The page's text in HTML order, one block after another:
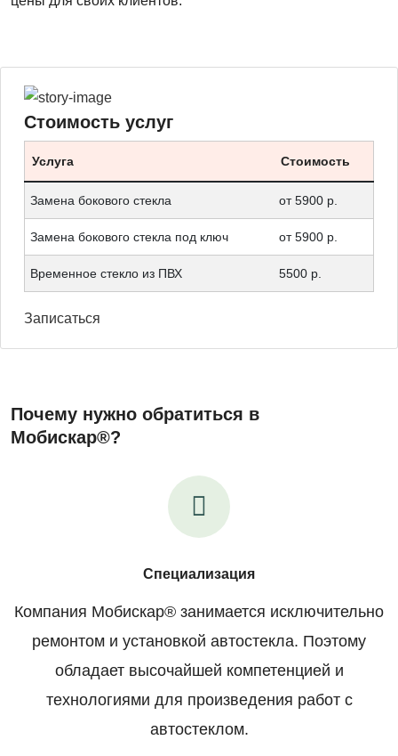
Стоимость услуг
Услуга Стоимость
Замена бокового стекла от 5900 р.
Замена бокового стекла под ключ от 5900 р.
Временное стекло из ПВХ 5500 р.
Записаться
Почему нужно обратиться в
Мобискар®?
Специализация
Компания Мобискар® занимается исключительно
ремонтом и установкой автостекла. Поэтому
обладает высочайшей компетенцией и
технологиями для произведения работ с
автостеклом.